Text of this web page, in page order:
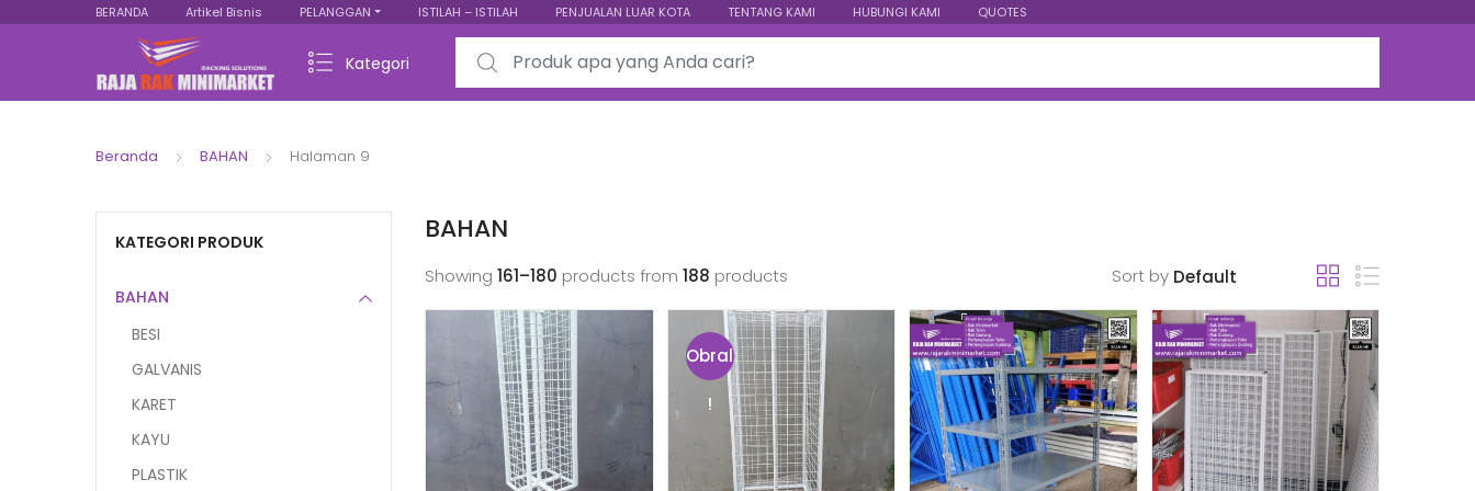
BERANDA Artikel Bisnis PELANGGAN ISTILAH – ISTILAH PENJUALAN LUAR KOTA TENTANG KAMI HUBUNGI KAMI QUOTES
Kategori
Search for:
Beranda BAHAN Halaman 9
BAHAN
Showing 161–180 products from 188 products Sort by
Obral
!
KATEGORI PRODUK
BAHAN
BESI
GALVANIS
KARET
KAYU
PLASTIK